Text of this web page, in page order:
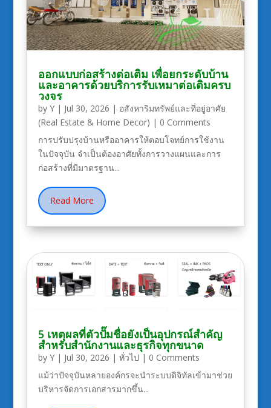
ออกแบบก่อสร้างต่อเติม เพื่อยกระดับบ้าน
และอาคารด้วยบริการรับเหมาต่อเติมครบ
วงจร
by Y| Jul 30, 2026 | อสังหาริมทรัพย์และที่อยู่อาศัย
(Real Estate & Home Decor) | 0 Comments
การปรับปรุงบ้านหรืออาคารให้ตอบโจทย์การใช้งาน
ในปัจจุบัน จำเป็นต้องอาศัยทั้งการวางแผนและการ
ก่อสร้างที่มีมาตรฐาน...
Read More
5 เหตุผลที่ตัวปั๊มชื่อยังเป็นอุปกรณ์สำคัญ
สำหรับสำนักงานและธุรกิจทุกขนาด
by Y| Jul 30, 2026 | ทั่วไป | 0 Comments
แม้ว่าปัจจุบันหลายองค์กรจะนำระบบดิจิทัลเข้ามาช่วย
บริหารจัดการเอกสารมากขึ้น...